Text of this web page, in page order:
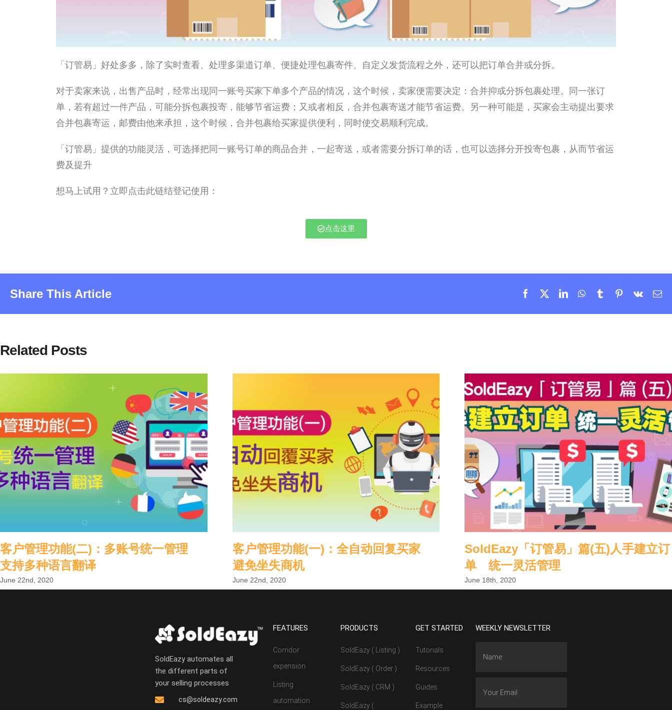
「订管易」好处多多，除了实时查看、处理多渠道订单、便捷处理包裹寄件、自定义发货流程之外，还可以把订单合并或分拆。
对于卖家来说，出售产品时，经常出现同一账号买家下单多个产品的情况，这个时候，卖家便需要决定：合并抑或分拆包裹处理。同一张订
单，若有超过一件产品，可能分拆包裹投寄，能够节省运费；又或者相反，合并包裹寄送才能节省运费。另一种可能是，买家会主动提出要求
合并包裹寄运，邮费由他来承担，这个时候，合并包裹给买家提供便利，同时使交易顺利完成。
「订管易」提供的功能灵活，可选择把同一账号订单的商品合并，一起寄送，或者需要分拆订单的话，也可以选择分开投寄包裹，从而节省运
费及提升
想马上试用？立即点击此链结登记使用：
点击这里
Share This Article
Related Posts
客户管理功能(二)：多账号统一管理
支持多种语言翻译
June 22nd, 2020
客户管理功能(一)：全自动回复买家
避免坐失商机
June 22nd, 2020
SoldEazy「订管易」篇(五)人手建立订
单 统一灵活管理
June 18th, 2020
SoldEazy automates all
the different parts of
your selling processes
cs@soldeazy.com
FEATURES
Corridor
expension
Listing
automation
PRODUCTS
SoldEazy ( Listing )
SoldEazy ( Order )
SoldEazy ( CRM )
SoldEazy (
GET STARTED
Tutorials
Resources
Guides
Example
WEEKLY NEWSLETTER